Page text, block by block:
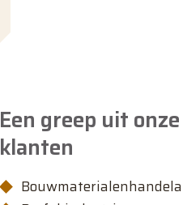
Een greep uit onze
klanten